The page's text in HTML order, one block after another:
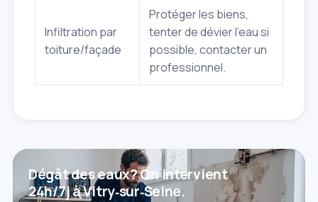
Infiltration par
toiture/façade
Protéger les biens,
tenter de dévier l'eau si
possible, contacter un
professionnel.
Dégât des eaux? On intervient
24h/7j à Vitry‑sur‑Seine.